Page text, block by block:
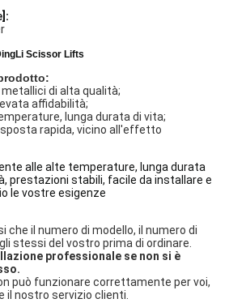
]:
Scissor Lifts
di alta qualità;
affidabilità;
lunga durata di vita;
rapida, vicino all'effetto
alle alte temperature, lunga durata
prestazioni stabili, facile da installare e
le vostre esigenze
che il numero di modello, il numero di
stessi del vostro prima di ordinare.
professionale se non si è
può funzionare correttamente per voi,
il nostro servizio clienti.